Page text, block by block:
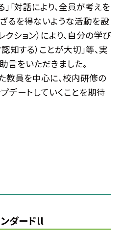
「対話により、全員が考えを
るを得ないような活動を設
クション）により、自分の学び
知する）ことが大切」等、実
をいただきました。
教員を中心に、校内研修の
デートしていくことを期待
ダードll